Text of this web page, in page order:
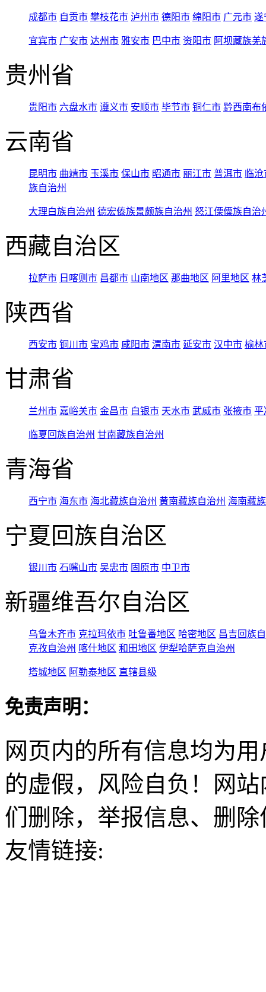
成都市 自贡市 攀枝花市 泸州市 德阳市 绵阳市 广元市 遂
宜宾市 广安市 达州市 雅安市 巴中市 资阳市 阿坝藏族羌
贵州省
贵阳市 六盘水市 遵义市 安顺市 毕节市 铜仁市 黔西南布
云南省
昆明市 曲靖市 玉溪市 保山市 昭通市 丽江市 普洱市 临
族自治州
大理白族自治州 德宏傣族景颇族自治州 怒江傈僳族自治
西藏自治区
拉萨市 日喀则市 昌都市 山南地区 那曲地区 阿里地区 林
陕西省
西安市 铜川市 宝鸡市 咸阳市 渭南市 延安市 汉中市 榆林
甘肃省
兰州市 嘉峪关市 金昌市 白银市 天水市 武威市 张掖市 平
临夏回族自治州 甘南藏族自治州
青海省
西宁市 海东市 海北藏族自治州 黄南藏族自治州 海南藏
宁夏回族自治区
银川市 石嘴山市 吴忠市 固原市 中卫市
新疆维吾尔自治区
乌鲁木齐市 克拉玛依市 吐鲁番地区 哈密地区 昌吉回族
克孜自治州 喀什地区 和田地区 伊犁哈萨克自治州
塔城地区 阿勒泰地区 直辖县级
免责声明：
网页内的所有信息均为
的虚假，风险自负！网
们删除，举报信息、删
友情链接: